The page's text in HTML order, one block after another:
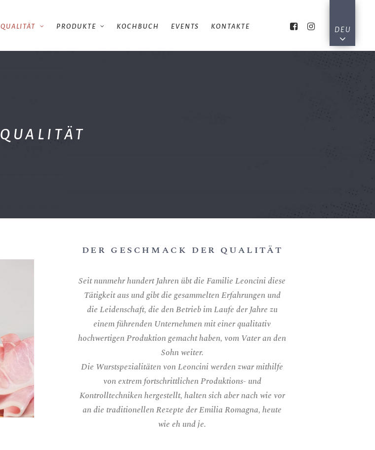
DEU
QUALITÄT PRODUKTE KOCHBUCH EVENTS KONTAKTE
QUALITÄT
DER GESCHMACK DER QUALITÄT
Seit nunmehr hundert Jahren übt die Familie Leoncini diese
Tätigkeit aus und gibt die gesammelten Erfahrungen und
die Leidenschaft, die den Betrieb im Laufe der Jahre zu
einem führenden Unternehmen mit einer qualitativ
hochwertigen Produktion gemacht haben, vom Vater an den
Sohn weiter.
Die Wurstspezialitäten von Leoncini werden zwar mithilfe
von extrem fortschrittlichen Produktions- und
Kontrolltechniken hergestellt, halten sich aber nach wie vor
an die traditionellen Rezepte der Emilia Romagna, heute
wie eh und je.